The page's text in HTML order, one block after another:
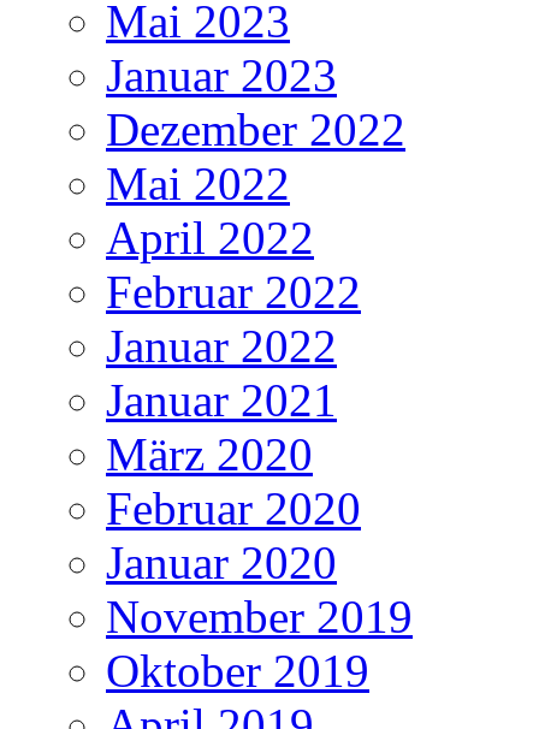
Mai 2023
Januar 2023
Dezember 2022
Mai 2022
April 2022
Februar 2022
Januar 2022
Januar 2021
März 2020
Februar 2020
Januar 2020
November 2019
Oktober 2019